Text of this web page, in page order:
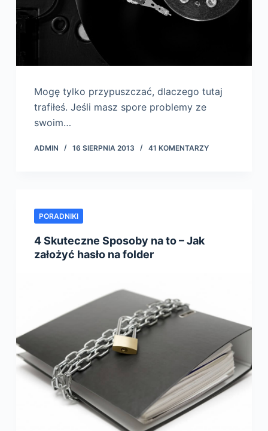
Mogę tylko przypuszczać, dlaczego tutaj
trafiłeś. Jeśli masz spore problemy ze
swoim…
ADMIN 16 SIERPNIA 2013 41 KOMENTARZY
PORADNIKI
4 Skuteczne Sposoby na to – Jak
założyć hasło na folder